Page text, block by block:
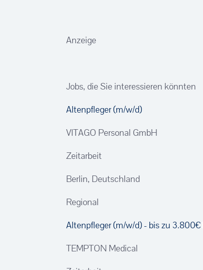
Anzeige
Jobs, die Sie interessieren könnten
Altenpfleger (m/w/d)
VITAGO Personal GmbH
Zeitarbeit
Berlin, Deutschland
Regional
Altenpfleger (m/w/d) - bis zu
TEMPTON Medical